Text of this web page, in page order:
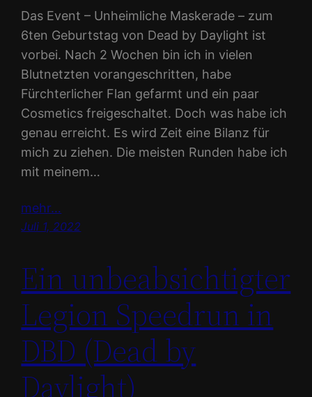
Das Event – Unheimliche Maskerade – zum
6ten Geburtstag von Dead by Daylight ist
vorbei. Nach 2 Wochen bin ich in vielen
Blutnetzten vorangeschritten, habe
Fürchterlicher Flan gefarmt und ein paar
Cosmetics freigeschaltet. Doch was habe ich
genau erreicht. Es wird Zeit eine Bilanz für
mich zu ziehen. Die meisten Runden habe ich
mit meinem…
mehr…
Juli 1, 2022
Ein unbeabsichtigter
Legion Speedrun in
DBD (Dead by
Daylight)